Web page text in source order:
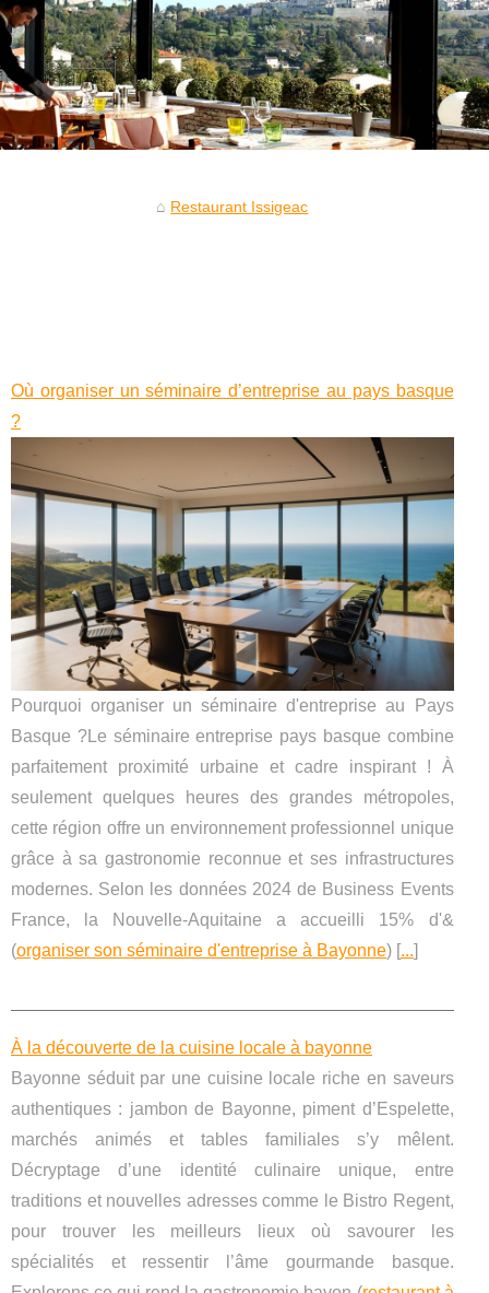
Restaurant Issigeac
Où organiser un séminaire d’entreprise au pays basque
?
Pourquoi organiser un séminaire d'entreprise au Pays
Basque ?Le séminaire entreprise pays basque combine
parfaitement proximité urbaine et cadre inspirant ! À
seulement quelques heures des grandes métropoles,
cette région offre un environnement professionnel unique
grâce à sa gastronomie reconnue et ses infrastructures
modernes. Selon les données 2024 de Business Events
France, la Nouvelle-Aquitaine a accueilli 15% d'&
(organiser son séminaire d'entreprise à Bayonne) [...]
À la découverte de la cuisine locale à bayonne
Bayonne séduit par une cuisine locale riche en saveurs
authentiques : jambon de Bayonne, piment d’Espelette,
marchés animés et tables familiales s’y mêlent.
Décryptage d’une identité culinaire unique, entre
traditions et nouvelles adresses comme le Bistro Regent,
pour trouver les meilleurs lieux où savourer les
spécialités et ressentir l’âme gourmande basque.